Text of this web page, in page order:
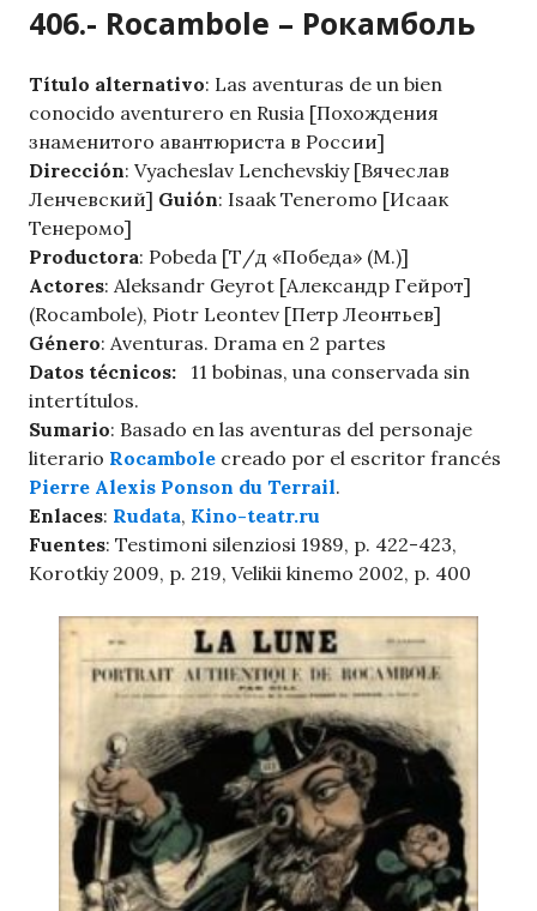
406.- Rocambole – Рокамболь
Título alternativo: Las aventuras de un bien
conocido aventurero en Rusia [Похождения
знаменитого авантюриста в России]
Dirección: Vyacheslav Lenchevskiy [Вячеслав
Ленчевский] Guión: Isaak Teneromo [Исаак
Тенеромо]
Productora: Pobeda [Т/д «Победа» (М.)]
Actores: Aleksandr Geyrot [Александр Гейрот]
(Rocambole), Piotr Leontev [Петр Леонтьев]
Género: Aventuras. Drama en 2 partes
Datos técnicos:
11 bobinas, una conservada sin
intertítulos.
Sumario: Basado en las aventuras del personaje
literario Rocambole creado por el escritor francés
Pierre Alexis Ponson du Terrail.
Enlaces: Rudata, Kino-teatr.ru
Fuentes: Testimoni silenziosi 1989, p. 422-423,
Korotkiy 2009, p. 219, Velikii kinemo 2002, p. 400